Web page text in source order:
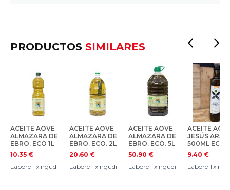
PRODUCTOS SIMILARES
ACEITE AOVE
ALMAZARA DE
EBRO. ECO 1L
10.35 €
Labore Txingudi
ACEITE AOVE
ALMAZARA DE
EBRO. ECO. 2L
20.60 €
Labore Txingudi
ACEITE AOVE
ALMAZARA DE
EBRO. ECO. 5L
50.90 €
Labore Txingudi
ACEITE
JESÚS
500ML ECO
9.40 €
Labore